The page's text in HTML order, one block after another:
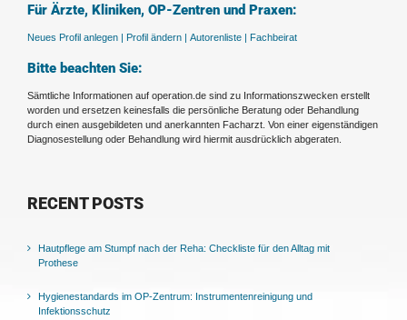
Für Ärzte, Kliniken, OP-Zentren und Praxen:
Neues Profil anlegen | Profil ändern | Autorenliste | Fachbeirat
Bitte beachten Sie:
Sämtliche Informationen auf operation.de sind zu Informationszwecken erstellt
worden und ersetzen keinesfalls die persönliche Beratung oder Behandlung
durch einen ausgebildeten und anerkannten Facharzt. Von einer eigenständigen
Diagnosestellung oder Behandlung wird hiermit ausdrücklich abgeraten.
RECENT POSTS
Hautpflege am Stumpf nach der Reha: Checkliste für den Alltag mit
Prothese
Hygienestandards im OP-Zentrum: Instrumentenreinigung und
Infektionsschutz